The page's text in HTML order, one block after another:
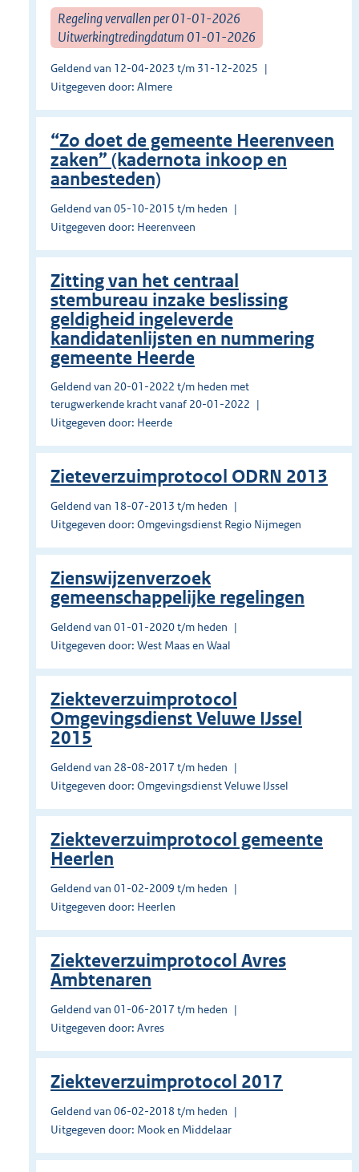
Regeling vervallen per 01-01-2026
Uitwerkingtredingdatum 01-01-2026
Geldend van 12-04-2023 t/m 31-12-2025
Uitgegeven door: Almere
“Zo doet de gemeente Heerenveen
zaken” (kadernota inkoop en
aanbesteden)
Geldend van 05-10-2015 t/m heden
Uitgegeven door: Heerenveen
Zitting van het centraal
stembureau inzake beslissing
geldigheid ingeleverde
kandidatenlijsten en nummering
gemeente Heerde
Geldend van 20-01-2022 t/m heden met
terugwerkende kracht vanaf 20-01-2022
Uitgegeven door: Heerde
Zieteverzuimprotocol ODRN 2013
Geldend van 18-07-2013 t/m heden
Uitgegeven door: Omgevingsdienst Regio Nijmegen
Zienswijzenverzoek
gemeenschappelijke regelingen
Geldend van 01-01-2020 t/m heden
Uitgegeven door: West Maas en Waal
Ziekteverzuimprotocol
Omgevingsdienst Veluwe IJssel
2015
Geldend van 28-08-2017 t/m heden
Uitgegeven door: Omgevingsdienst Veluwe IJssel
Ziekteverzuimprotocol gemeente
Heerlen
Geldend van 01-02-2009 t/m heden
Uitgegeven door: Heerlen
Ziekteverzuimprotocol Avres
Ambtenaren
Geldend van 01-06-2017 t/m heden
Uitgegeven door: Avres
Ziekteverzuimprotocol 2017
Geldend van 06-02-2018 t/m heden
Uitgegeven door: Mook en Middelaar